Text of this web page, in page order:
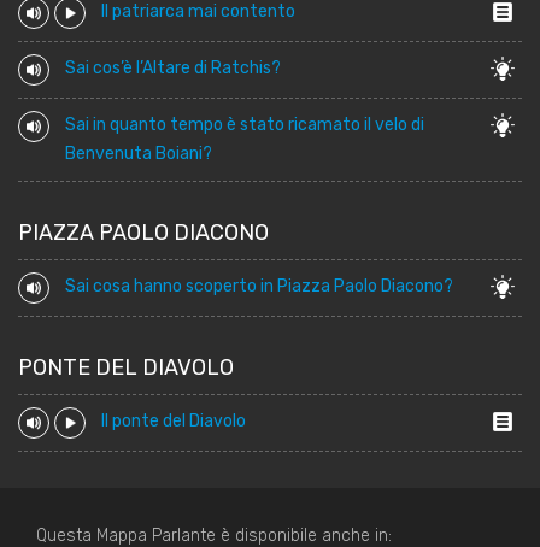
Il patriarca mai contento
Sai cos’è l’Altare di Ratchis?
Sai in quanto tempo è stato ricamato il velo di
Benvenuta Boiani?
PIAZZA PAOLO DIACONO
Sai cosa hanno scoperto in Piazza Paolo Diacono?
PONTE DEL DIAVOLO
Il ponte del Diavolo
Questa Mappa Parlante è disponibile anche in: